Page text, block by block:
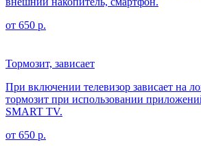
от 650 р.
Тормозит, зависает
При включении телевизор зависает на
тормозит при использовании
SMART TV.
от 650 р.